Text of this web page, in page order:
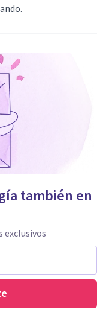
también en
exclusivos